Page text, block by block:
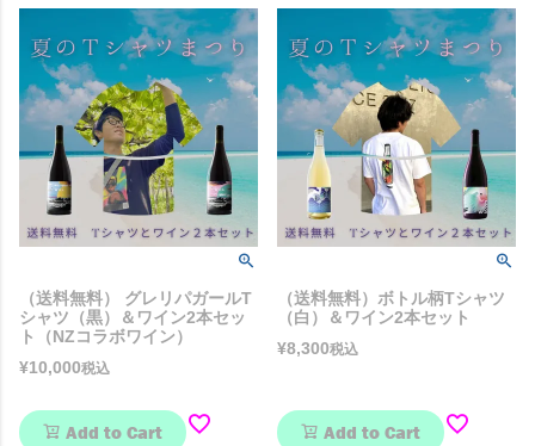
（送料無料） グレリパガールT
シャツ（黒）＆ワイン2本セッ
ト（NZコラボワイン）
¥10,000税込
Add to Cart
（送料無料）ボトル柄Tシャツ
（白）＆ワイン2本セット
¥8,300税込
Add to Cart